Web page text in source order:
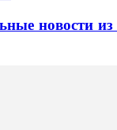
новости